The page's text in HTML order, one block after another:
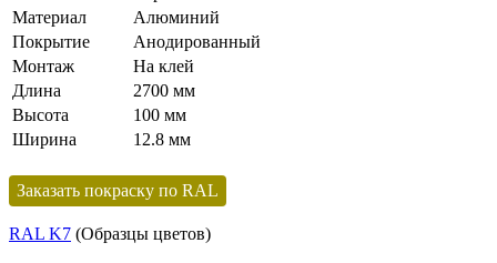
Материал
Алюминий
Покрытие
Анодированный
Монтаж
На клей
Длина
2700 мм
Высота
100 мм
Ширина
12.8 мм
Заказать покраску по RAL
RAL K7 (Образцы цветов)